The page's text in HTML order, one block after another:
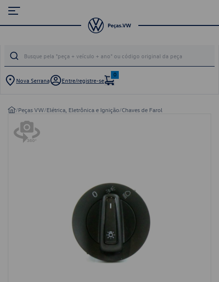
Nova Serrana Entre/registre-se
0
/Peças VW/Elétrica, Eletrônica e Ignição/Chaves de Farol